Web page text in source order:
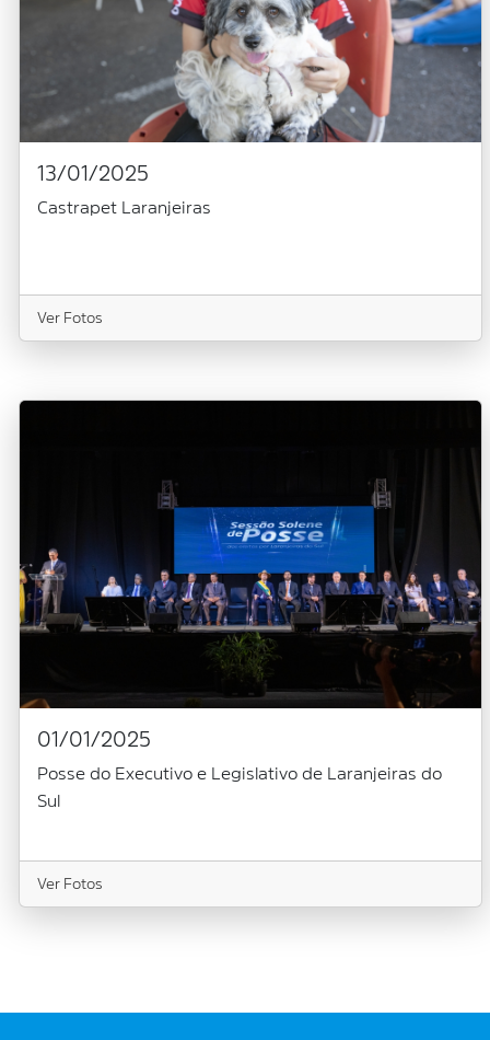
13/01/2025
Castrapet Laranjeiras
Ver Fotos
01/01/2025
Posse do Executivo e Legislativo de Laranjeiras do
Sul
Ver Fotos